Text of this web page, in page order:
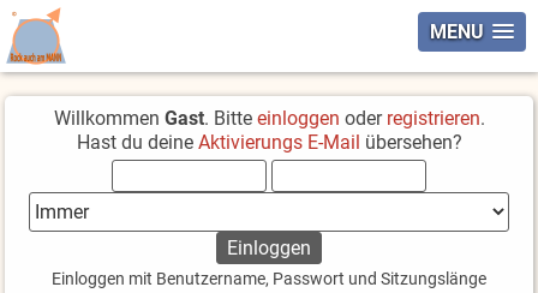
MENU
Willkommen Gast. Bitte einloggen oder registrieren.
Hast du deine Aktivierungs E-Mail übersehen?
Einloggen mit Benutzername, Passwort und Sitzungslänge